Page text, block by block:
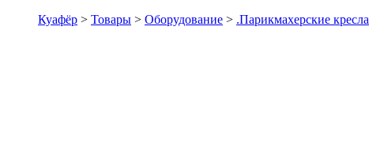
Куафёр > Товары > Оборудование > .Парикмахерские кресла